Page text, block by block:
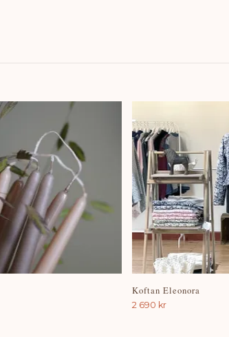
Koftan Eleonora
2 690 kr